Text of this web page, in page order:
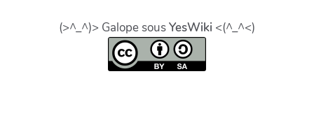
(>^_^)> Galope sousYesWiki <(^_^<)